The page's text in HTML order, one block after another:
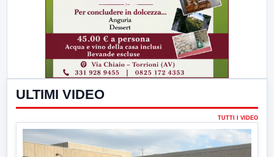
ULTIMI VIDEO
TUTTI I VIDEO